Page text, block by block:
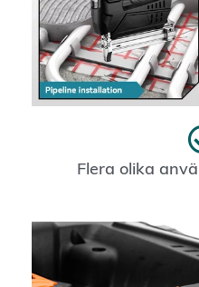
Flera olika